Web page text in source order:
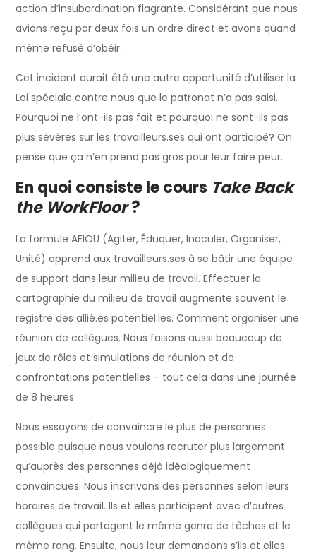
action d’insubordination flagrante. Considérant que nous
avions reçu par deux fois un ordre direct et avons quand
même refusé d’obéir.
Cet incident aurait été une autre opportunité d’utiliser la
Loi spéciale contre nous que le patronat n’a pas saisi.
Pourquoi ne l’ont-ils pas fait et pourquoi ne sont-ils pas
plus sévères sur les travailleurs.ses qui ont participé? On
pense que ça n’en prend pas gros pour leur faire peur.
En quoi consiste le cours Take Back
the WorkFloor ?
La formule AEIOU (Agiter, Éduquer, Inoculer, Organiser,
Unité) apprend aux travailleurs.ses à se bâtir une équipe
de support dans leur milieu de travail. Effectuer la
cartographie du milieu de travail augmente souvent le
registre des allié.es potentiel.les. Comment organiser une
réunion de collègues. Nous faisons aussi beaucoup de
jeux de rôles et simulations de réunion et de
confrontations potentielles – tout cela dans une journée
de 8 heures.
Nous essayons de convaincre le plus de personnes
possible puisque nous voulons recruter plus largement
qu’auprès des personnes déjà idéologiquement
convaincues. Nous inscrivons des personnes selon leurs
horaires de travail. Ils et elles participent avec d’autres
collègues qui partagent le même genre de tâches et le
même rang. Ensuite, nous leur demandons s’ils et elles